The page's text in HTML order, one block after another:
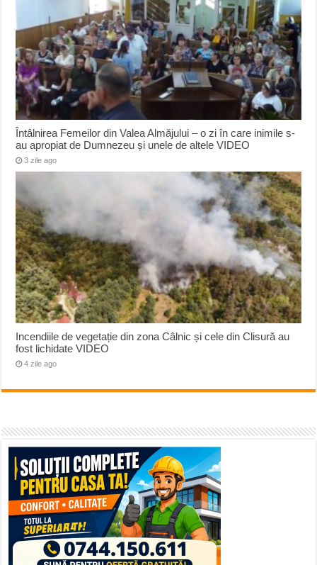
Întâlnirea Femeilor din Valea Almăjului – o zi în care inimile s-
au apropiat de Dumnezeu și unele de altele VIDEO
3 zile ago
Incendiile de vegetație din zona Câlnic și cele din Clisură au
fost lichidate VIDEO
4 zile ago